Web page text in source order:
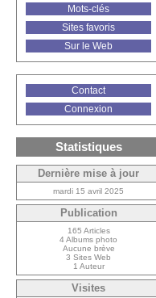
Mots-clés
Sites favoris
Sur le Web
Contact
Connexion
Statistiques
Dernière mise à jour
mardi 15 avril 2025
Publication
165 Articles
4 Albums photo
Aucune brève
3 Sites Web
1 Auteur
Visites